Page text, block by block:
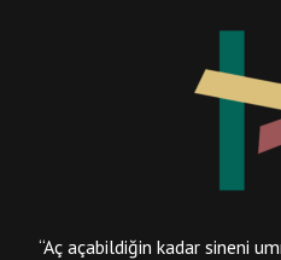
“Aç açabildiğin kadar sineni